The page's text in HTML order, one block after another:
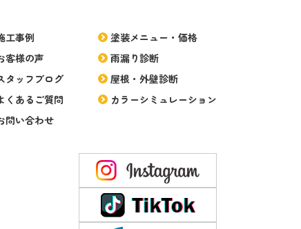
工事例
客様の声
タッフブログ
くあるご質問
問い合わせ
塗装メニュー・価格
雨漏り診断
屋根・外壁診断
カラーシミュレーション